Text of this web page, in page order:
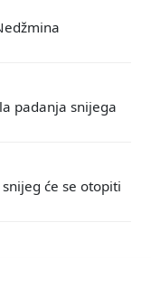
padanja snijega
će se otopiti